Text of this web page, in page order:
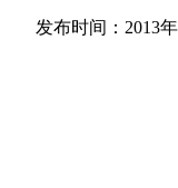
发布时间：2013